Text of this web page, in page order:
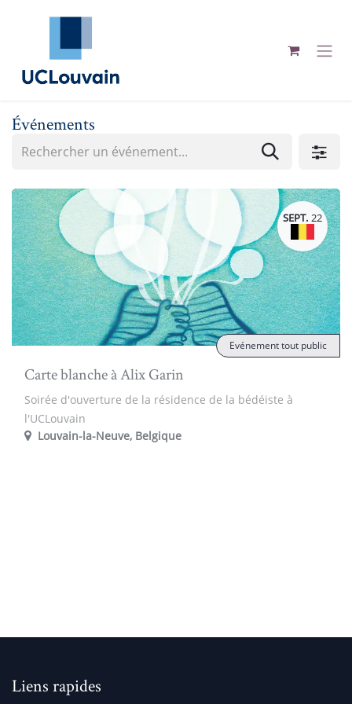
Se rendre au contenu
Événements
SEPT. 22
Carte blanche à Alix Garin
Soirée d'ouverture de la résidence de la bédéiste à
l'UCLouvain
Evénement tout public
Louvain-la-Neuve, Belgique
Liens rapides